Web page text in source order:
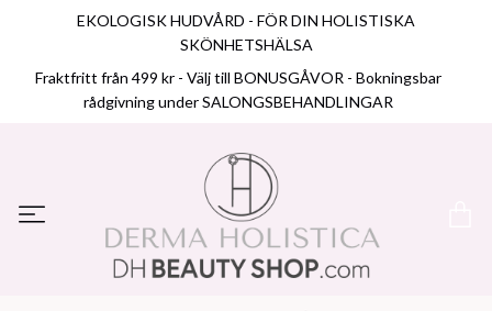
EKOLOGISK HUDVÅRD - FÖR DIN HOLISTISKA
SKÖNHETSHÄLSA
Fraktfritt från 499 kr - Välj till BONUSGÅVOR - Bokningsbar
rådgivning under SALONGSBEHANDLINGAR